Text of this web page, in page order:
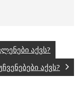
აქვს?
აქვს?